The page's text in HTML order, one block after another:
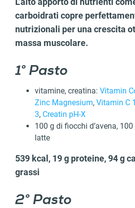
carboidrati copre
nutrizionali per una crescita
massa muscolare.
1° Pasto
vitamine, creatina: Vitamin
Zinc Magnesium, Vitamin C
3, Creatin pH-X
100 g di fiocchi d’avena,
latte
539 kcal, 19 g proteine, 94 g
grassi
2° Pasto